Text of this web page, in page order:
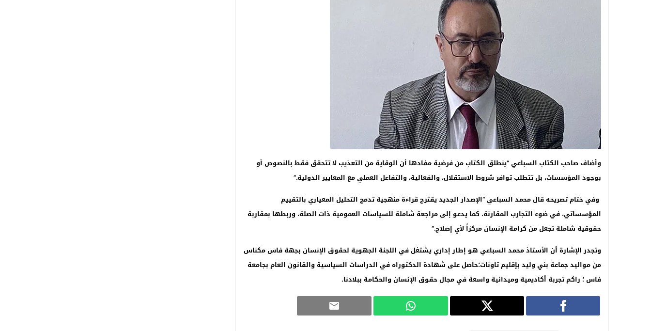
وأضاف صاحب الكتاب السباعي “ينطلق الكتاب من فرضية مفادها أن الوقاية من التعذيب لا تتحقق فقط بالنصوص أو
بوجود المؤسسات، بل تتطلب توافر شروط الاستقلال، والفعالية، والتفاعل العملي مع المعايير الدولية.”
وفي ختام تصريحه قال محمد السباعي “الإصدار الجديد يقترح قراءة منهجية تدمج التحليل المعياري بالتقييم
المؤسساتي، في ضوء التجارب المقارنة. كما يدعو إلى مراجعة شاملة للسياسات العمومية ذات الصلة، وربطها بمقاربة
حقوقية شاملة تجعل من كرامة الإنسان مركزاً لأي إصلاح.”
وتجدر الإشارة أن الأستاذ محمد السباعي هو إطار إداري يشتغل في اللجنة الجهوية لحقوق الإنسان بجهة فاس مكناس
من مواليد جماعة بني وليد بإقليم تاونات؛حاصل على شهادة الدكتوراه في الدراسات السياسية والقانون العام بجامعة
فاس ؛ راكم تجربة أكاديمية وميدانية واسعة في مجال حقوق الإنسان والحكامة ببلادنا.